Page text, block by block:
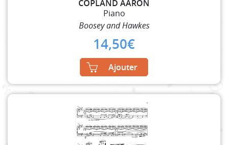
COPLAND AARON
Piano
Boosey and Hawkes
14,50€
Ajouter